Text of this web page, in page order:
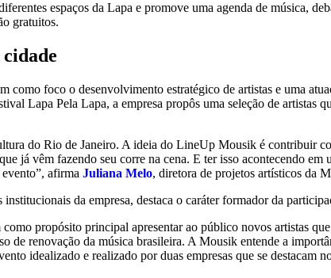
espaços da Lapa e promove uma agenda de música,
gratuitos.
como foco o desenvolvimento estratégico de artistas e uma
Lapa Pela Lapa, a empresa propôs uma seleção de artistas
do Rio de Janeiro. A ideia do LineUp Mousik é contribuir
já vêm fazendo seu corre na cena. E ter isso acontecendo
afirma Juliana Melo, diretora de projetos artísticos da
da empresa, destaca o caráter formador da
propósito principal apresentar ao público novos artistas
de renovação da música brasileira. A Mousik entende a
idealizado e realizado por duas empresas que se destacam